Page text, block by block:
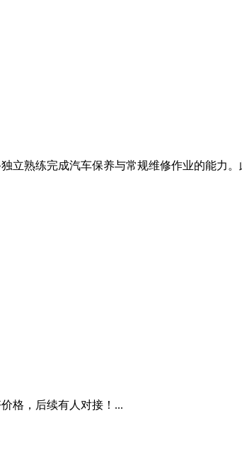
立熟练完成汽车保养与常规维修作业的能力
格，后续有人对接！...